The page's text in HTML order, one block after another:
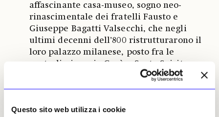
Questo sito web utilizza i cookie
affascinante casa-museo, sogno neo-
rinascimentale dei fratelli Fausto e
Giuseppe Bagatti Valsecchi, che negli
ultimi decenni dell’800 ristrutturarono il
loro palazzo milanese, posto fra le
centralissime vie Gesù e Santo Spirito,
rievocando in tutto le abitazioni gentilizie
del Rinascimento lombardo: presero così
manufatti originali e ricrearono degli